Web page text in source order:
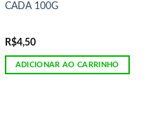
CADA 100G
R$4,50
ADICIONAR AO CARRINHO